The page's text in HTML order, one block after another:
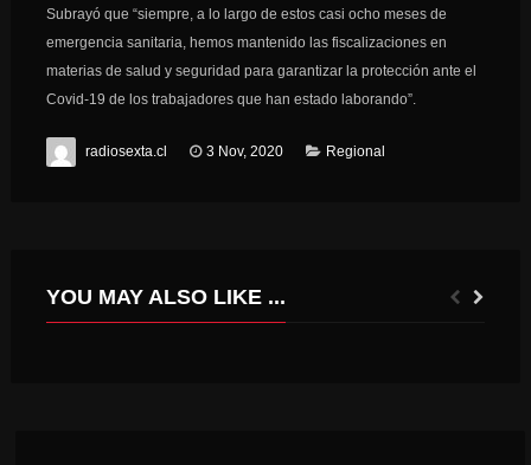
Subrayó que “siempre, a lo largo de estos casi ocho meses de
emergencia sanitaria, hemos mantenido las fiscalizaciones en
materias de salud y seguridad para garantizar la protección ante el
Covid-19 de los trabajadores que han estado laborando”.
radiosexta.cl 3 Nov, 2020 Regional
YOU MAY ALSO LIKE ...